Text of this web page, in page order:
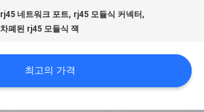
rj45 네트워크 포트, rj45 모듈식 커넥터 ,
차폐된 rj45 모듈식 잭
최고의 가격